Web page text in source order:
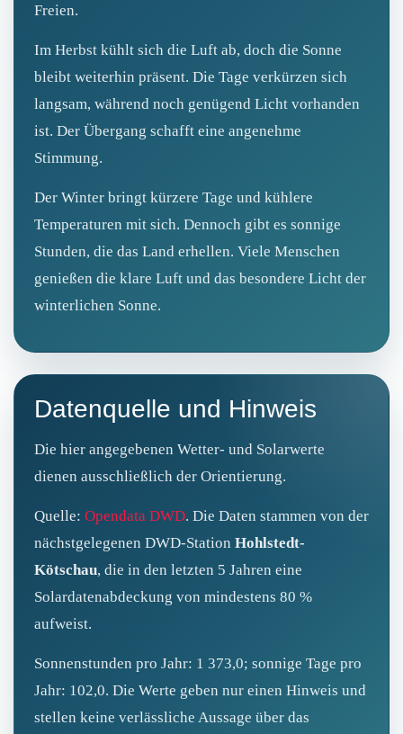
Freien.
Im Herbst kühlt sich die Luft ab, doch die Sonne
bleibt weiterhin präsent. Die Tage verkürzen sich
langsam, während noch genügend Licht vorhanden
ist. Der Übergang schafft eine angenehme
Stimmung.
Der Winter bringt kürzere Tage und kühlere
Temperaturen mit sich. Dennoch gibt es sonnige
Stunden, die das Land erhellen. Viele Menschen
genießen die klare Luft und das besondere Licht der
winterlichen Sonne.
Datenquelle und Hinweis
Die hier angegebenen Wetter- und Solarwerte
dienen ausschließlich der Orientierung.
Quelle: Opendata DWD. Die Daten stammen von der
nächstgelegenen DWD‑Station Hohlstedt-
Kötschau, die in den letzten 5 Jahren eine
Solardatenabdeckung von mindestens 80 %
aufweist.
Sonnenstunden pro Jahr: 1 373,0; sonnige Tage pro
Jahr: 102,0. Die Werte geben nur einen Hinweis und
stellen keine verlässliche Aussage über das